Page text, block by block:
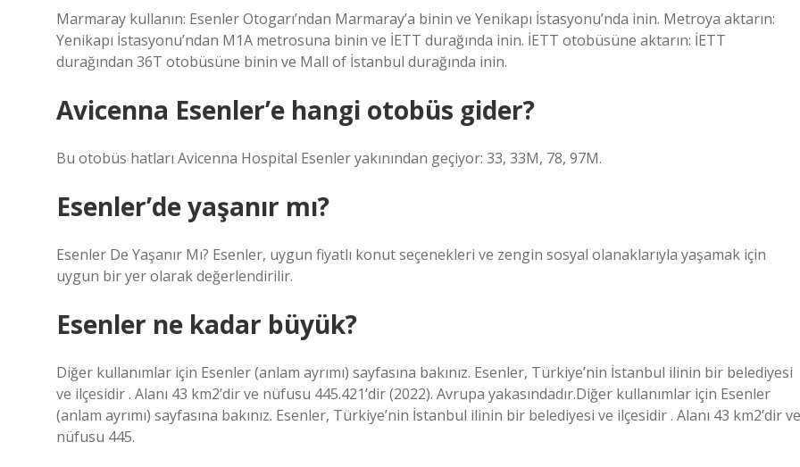
Marmaray kullanın: Esenler Otogarı’ndan Marmaray’a binin ve Yenikapı İstasyonu’nda inin. Metroya aktarın:
Yenikapı İstasyonu’ndan M1A metrosuna binin ve İETT durağında inin. İETT otobüsüne aktarın: İETT
durağından 36T otobüsüne binin ve Mall of İstanbul durağında inin.
Avicenna Esenler’e hangi otobüs gider?
Bu otobüs hatları Avicenna Hospital Esenler yakınından geçiyor: 33, 33M, 78, 97M.
Esenler’de yaşanır mı?
Esenler De Yaşanır Mı? Esenler, uygun fiyatlı konut seçenekleri ve zengin sosyal olanaklarıyla yaşamak için
uygun bir yer olarak değerlendirilir.
Esenler ne kadar büyük?
Diğer kullanımlar için Esenler (anlam ayrımı) sayfasına bakınız. Esenler, Türkiye’nin İstanbul ilinin bir belediyesi
ve ilçesidir . Alanı 43 km2’dir ve nüfusu 445.421’dir (2022). Avrupa yakasındadır.Diğer kullanımlar için Esenler
(anlam ayrımı) sayfasına bakınız. Esenler, Türkiye’nin İstanbul ilinin bir belediyesi ve ilçesidir . Alanı 43 km2’dir ve
nüfusu 445.